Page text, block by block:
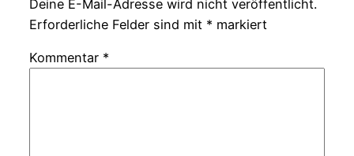
Deine E-Mail-Adresse wird nicht veröffentlicht.
Erforderliche Felder sind mit * markiert
Kommentar *